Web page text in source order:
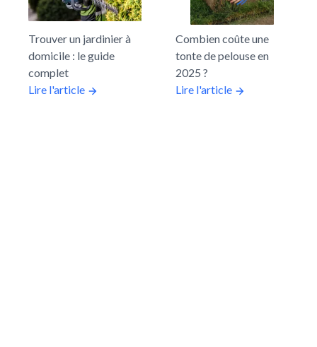
Trouver un jardinier à
domicile : le guide
complet
Lire l'article
Combien coûte une
tonte de pelouse en
2025 ?
Lire l'article